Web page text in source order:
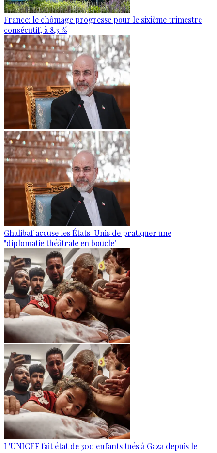
France: le chômage progresse pour le sixième trimestre
consécutif, à 8,3 %
Ghalibaf accuse les États-Unis de pratiquer une
"diplomatie théâtrale en boucle"
L'UNICEF fait état de 300 enfants tués à Gaza depuis le